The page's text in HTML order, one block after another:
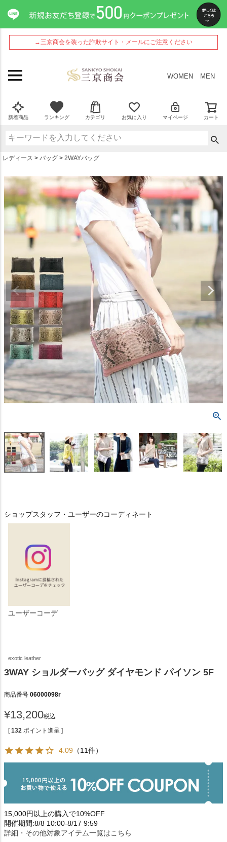
→三京商会を装った詐欺サイト・メールにご注意ください
WOMEN MEN
新着商品 ランキング カテゴリ お気に入り マイページ カート
レディース バッグ 2WAYバッグ
ショップスタッフ・ユーザーのコーディネート
ユーザーコーデ
exotic leather
3WAY ショルダーバッグ ダイヤモンド パイソン 5F
商品番号 06000098r
¥13,200税込
[ 132 ポイント進呈 ]
4.09 （11件）
15,000円以上の購入で10%OFF
開催期間:8/8 10:00-8/17 9:59
詳細・その他対象アイテム一覧はこちら
ペー
ジト
ップ
へ